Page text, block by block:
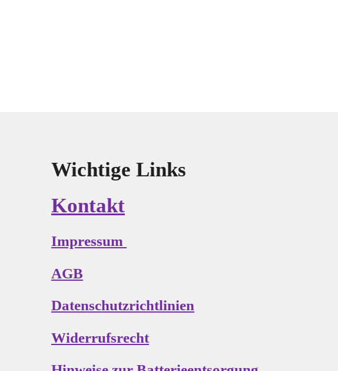
Wichtige Links
Kontakt
Impressum
AGB
Datenschutzrichtlinien
Widerrufsrecht